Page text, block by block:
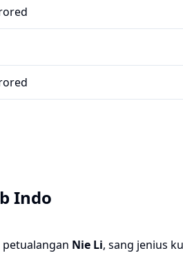
Indo
Nie Li, sang jenius